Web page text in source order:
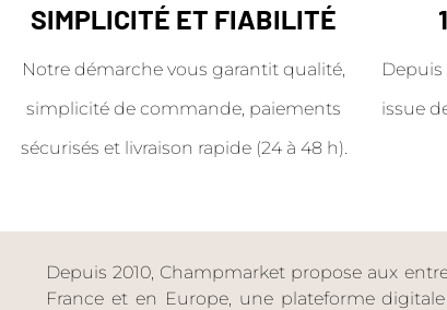
SIMPLICITÉ ET FIABILITÉ
Notre démarche vous garantit qualité,
simplicité de commande, paiements
sécurisés et livraison rapide (24 à 48 h).
Depuis
issue
Depuis 2010, Champmarket propose aux
France et en Europe, une plateforme